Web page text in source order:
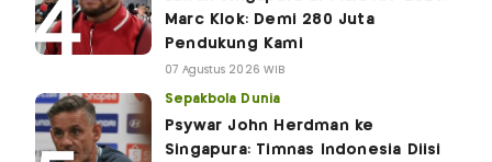
Marc Klok: Demi 280 Juta
Pendukung Kami
07 Agustus 2026 WIB
Sepakbola Dunia
Psywar John Herdman ke
Singapura: Timnas Indonesia Diisi